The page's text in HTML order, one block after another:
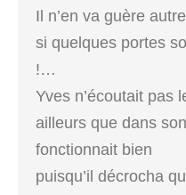
Il n’en va guère
si quelques portes
!…
Yves n’écoutait pas
ailleurs que dans
fonctionnait bien
puisqu’il décrocha